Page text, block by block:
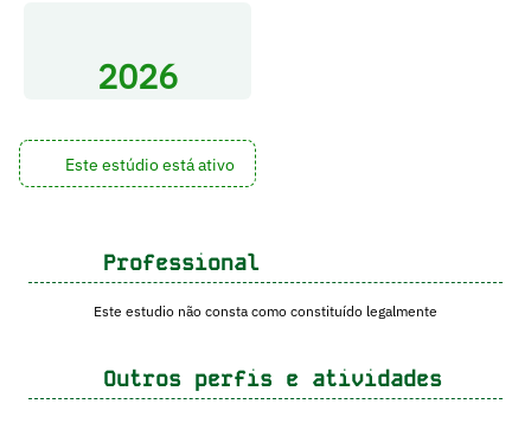
2026
Este estúdio está ativo
Professional
Este estudio não consta como constituído legalmente
Outros perfis e atividades